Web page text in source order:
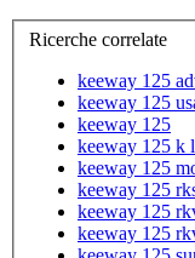
Ricerche correlate
keeway 125
keeway 125
keeway 125
keeway 125 k
keeway 125
keeway 125
keeway 125
keeway 125